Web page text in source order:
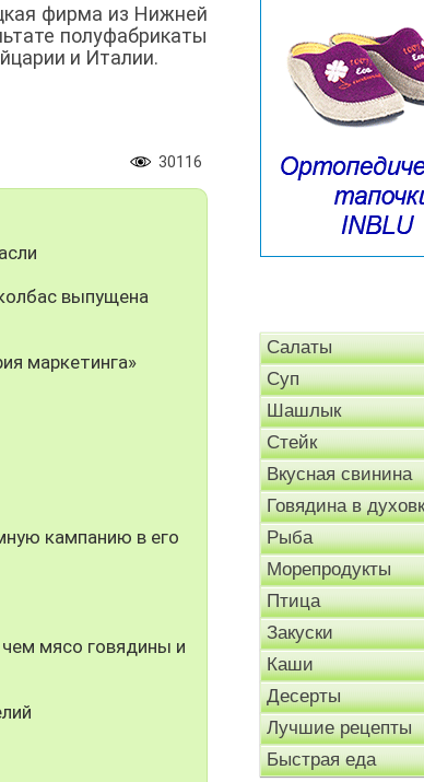
фирма из Нижней
полуфабрикаты
и Италии.
30116
выпущена
маркетинга»
кампанию в его
мясо говядины и
Салаты
Суп
Шашлык
Стейк
Вкусная свинина
Говядина в
Рыба
Морепродукты
Птица
Закуски
Каши
Десерты
Лучшие рецепты
Быстрая еда